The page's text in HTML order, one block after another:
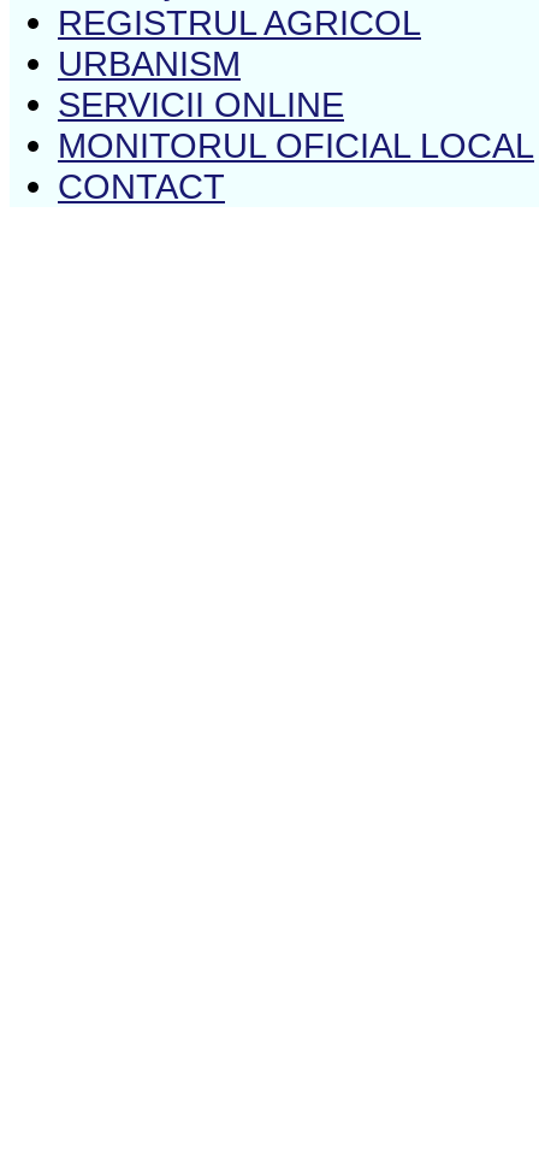
REGISTRUL AGRICOL
URBANISM
SERVICII ONLINE
MONITORUL OFICIAL LOCAL
CONTACT